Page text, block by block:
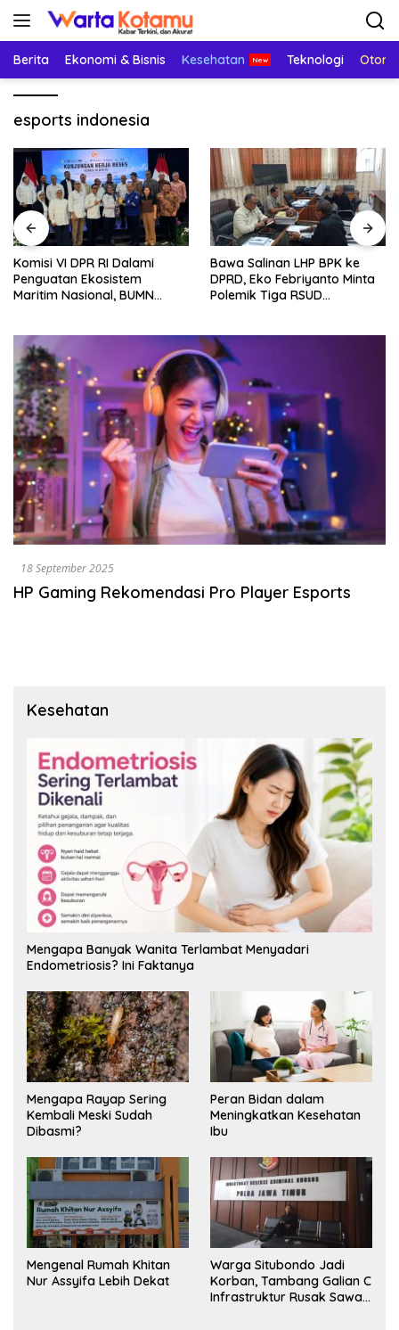
Langsung
Berita Ekonomi & Bisnis Kesehatan Teknologi
esports indonesia
Komisi VI DPR RI Dalami
Penguatan Ekosistem
Maritim Nasional, BUMN
Bawa Salinan LHP BPK ke
DPRD, Eko Febriyanto Minta
Polemik Tiga RSUD
18 September 2025
HP Gaming Rekomendasi Pro Player Esports
Kesehatan
Mengapa Banyak Wanita Terlambat Menyadari
Endometriosis? Ini Faktanya
Mengapa Rayap Sering
Kembali Meski Sudah
Dibasmi?
Peran Bidan dalam
Meningkatkan Kesehatan
Ibu
Mengenal Rumah Khitan
Nur Assyifa Lebih Dekat
Warga Situbondo Jadi
Korban, Tambang Galian C
Infrastruktur Rusak Sawah